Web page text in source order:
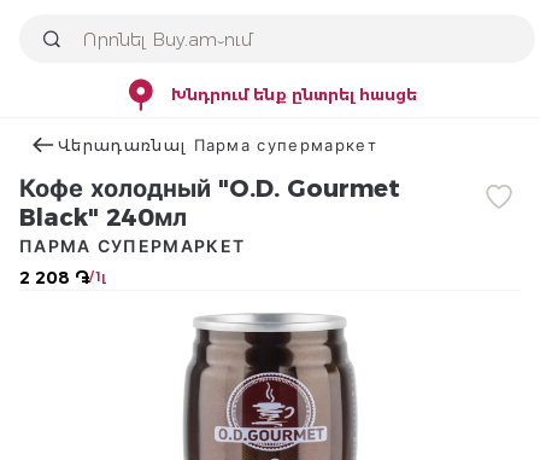
Խնդրում ենք ընտրել հասցե
Վերադառնալ Парма супермаркет
Кофе холодный "O.D. Gourmet
Black" 240мл
2 208 ֏/ 1լ
ПАРМА СУПЕРМАРКЕТ